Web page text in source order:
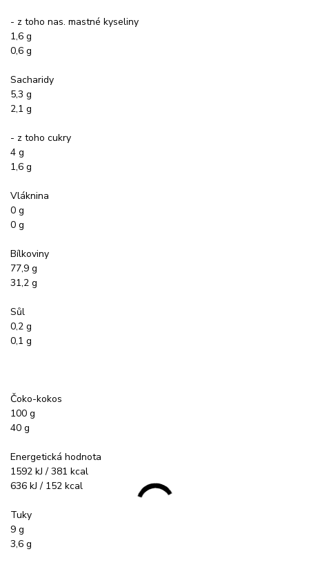
- z toho nas. mastné kyseliny
1,6 g
0,6 g
Sacharidy
5,3 g
2,1 g
- z toho cukry
4 g
1,6 g
Vláknina
0 g
0 g
Bílkoviny
77,9 g
31,2 g
Sůl
0,2 g
0,1 g
Čoko-kokos
100 g
40 g
Energetická hodnota
1592 kJ / 381 kcal
636 kJ / 152 kcal
Tuky
9 g
3,6 g